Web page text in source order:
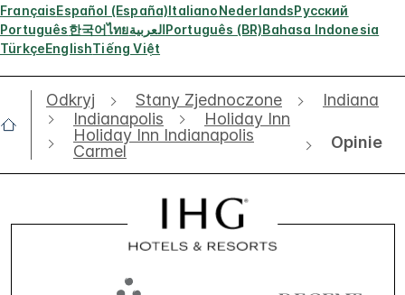
FrançaisEspañol (España)ItalianoNederlandsРусский
Português한국어ไทยالعربيةPortuguês (BR)Bahasa Indonesia
TürkçeEnglishTiếng Việt
Odkryj Stany Zjednoczone
Indiana
Indianapolis
Holiday Inn
Holiday Inn Indianapolis
Carmel
Opinie